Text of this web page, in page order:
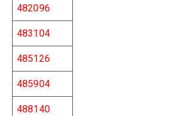
482096
483104
485126
485904
488140